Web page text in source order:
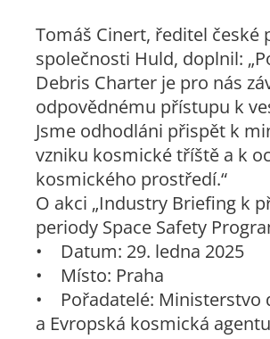
Tomáš Cinert, ředitel české
společnosti Huld, doplnil:
Debris Charter je pro nás
odpovědnému přístupu k
Jsme odhodláni přispět k
vzniku kosmické tříště a k
kosmického prostředí.“
O akci „Industry Briefing k
periody Space Safety
• Datum: 29. ledna 2025
• Místo: Praha
• Pořadatelé: Ministerstvo
a Evropská kosmická